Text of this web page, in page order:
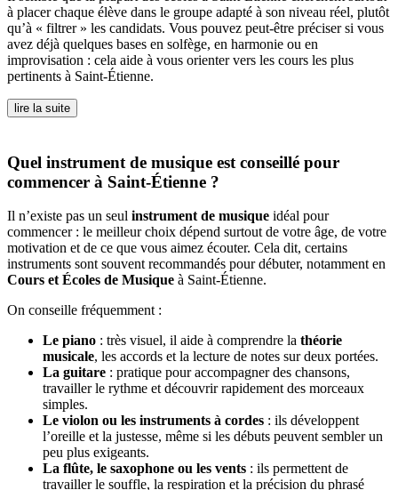
à placer chaque élève dans le groupe adapté à son niveau réel, plutôt
qu’à « filtrer » les candidats. Vous pouvez peut-être préciser si vous
avez déjà quelques bases en solfège, en harmonie ou en
improvisation : cela aide à vous orienter vers les cours les plus
pertinents à Saint-Étienne.
lire la suite
Quel instrument de musique est conseillé pour
commencer à Saint-Étienne ?
Il n’existe pas un seul instrument de musique idéal pour
commencer : le meilleur choix dépend surtout de votre âge, de votre
motivation et de ce que vous aimez écouter. Cela dit, certains
instruments sont souvent recommandés pour débuter, notamment en
Cours et Écoles de Musique à Saint-Étienne.
On conseille fréquemment :
Le piano : très visuel, il aide à comprendre la théorie
musicale, les accords et la lecture de notes sur deux portées.
La guitare : pratique pour accompagner des chansons,
travailler le rythme et découvrir rapidement des morceaux
simples.
Le violon ou les instruments à cordes : ils développent
l’oreille et la justesse, même si les débuts peuvent sembler un
peu plus exigeants.
La flûte, le saxophone ou les vents : ils permettent de
travailler le souffle, la respiration et la précision du phrasé